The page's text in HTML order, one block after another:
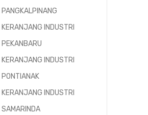
PANGKALPINANG
KERANJANG INDUSTRI
PEKANBARU
KERANJANG INDUSTRI
PONTIANAK
KERANJANG INDUSTRI
SAMARINDA